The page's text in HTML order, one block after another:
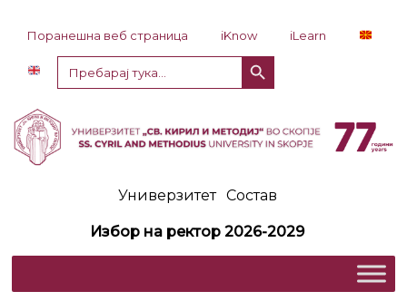
Поранешна веб страница iKnow
iLearn
Пребарај
за:
Копче за пребарување
Универзитет Состав
Избор на ректор 2026-2029